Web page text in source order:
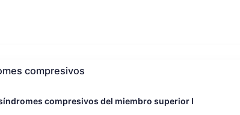
compresivos
compresivos del miembro superior I